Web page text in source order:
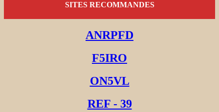
SITES RECOMMANDES
ANRPFD
F5IRO
ON5VL
REF - 39